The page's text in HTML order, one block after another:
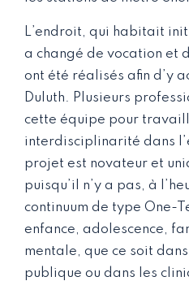
L’endroit, qui habitait
a changé de vocation et
ont été réalisés afin d’y
Duluth. Plusieurs
cette équipe pour
interdisciplinarité dans
projet est novateur et
puisqu’il n’y a pas, à
continuum de type One-
enfance, adolescence,
mentale, que ce soit
publique ou dans les